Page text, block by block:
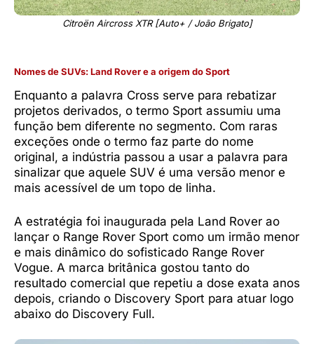
Citroën Aircross XTR [Auto+ / João Brigato]
Nomes de SUVs: Land Rover e a origem do Sport
Enquanto a palavra Cross serve para rebatizar
projetos derivados, o termo Sport assumiu uma
função bem diferente no segmento. Com raras
exceções onde o termo faz parte do nome
original, a indústria passou a usar a palavra para
sinalizar que aquele SUV é uma versão menor e
mais acessível de um topo de linha.
A estratégia foi inaugurada pela Land Rover ao
lançar o Range Rover Sport como um irmão menor
e mais dinâmico do sofisticado Range Rover
Vogue. A marca britânica gostou tanto do
resultado comercial que repetiu a dose exata anos
depois, criando o Discovery Sport para atuar logo
abaixo do Discovery Full.